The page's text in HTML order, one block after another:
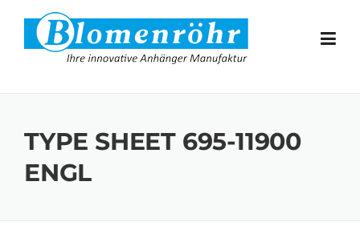
Skip to content
TYPE SHEET 695-11900
ENGL